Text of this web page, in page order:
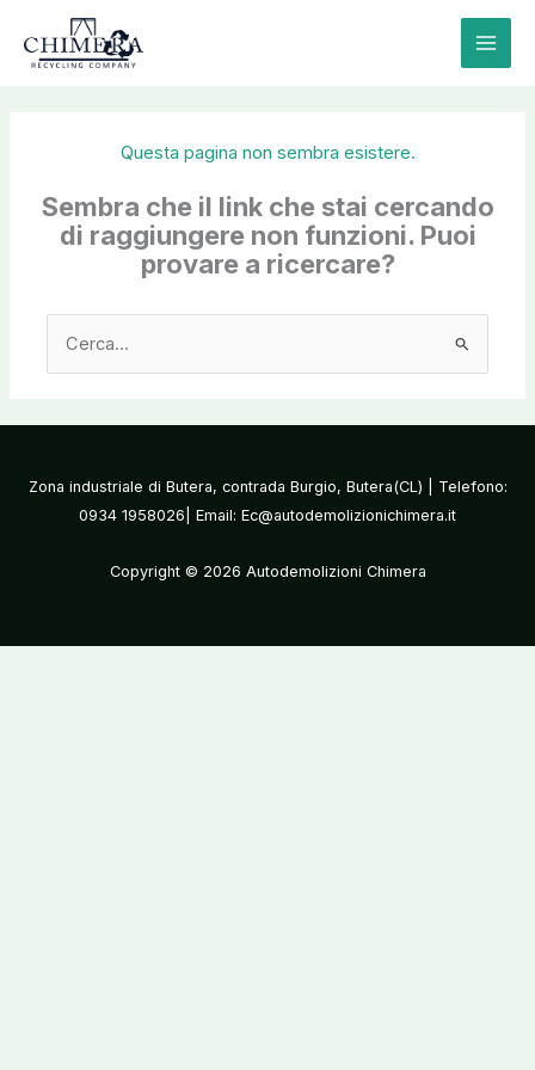
contenuto
Questa pagina non sembra esistere.
Sembra che il link che stai cercando
di raggiungere non funzioni. Puoi
provare a ricercare?
Cerca:
Zona industriale di Butera, contrada Burgio, Butera(CL) | Telefono:
0934 1958026| Email: Ec@autodemolizionichimera.it
Copyright © 2026 Autodemolizioni Chimera